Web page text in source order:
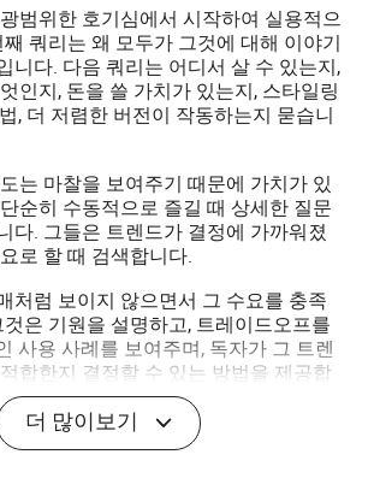
범위한 호기심에서 시작하여 실용적으
쿼리는 왜 모두가 그것에 대해 이야기
니다. 다음 쿼리는 어디서 살 수 있는지,
인지, 돈을 쓸 가치가 있는지, 스타일링
, 더 저렴한 버전이 작동하는지 묻습니
는 마찰을 보여주기 때문에 가치가 있
순히 수동적으로 즐길 때 상세한 질문
다. 그들은 트렌드가 결정에 가까워졌
로 할 때 검색합니다.
처럼 보이지 않으면서 그 수요를 충족
은 기원을 설명하고, 트레이드오프를
사용 사례를 보여주며, 독자가 그 트렌
합한지 결정할 수 있는 방법을 제공합
를 주목하세요
더 많이보기